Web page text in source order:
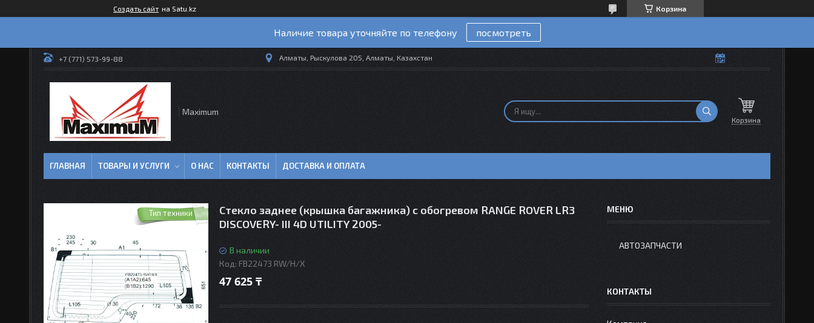
Создать сайт на Satu.kz Корзина
Наличие товара уточняйте по телефону посмотреть
+7 (771) 573-99-88 Алматы, Рыскулова 205, Алматы, Казахстан
Maximum
Корзина
ГЛАВНАЯ ТОВАРЫ И УСЛУГИ О НАС КОНТАКТЫ ДОСТАВКА И ОПЛАТА
Тип техники
Стекло заднее (крышка багажника) с обогревом RANGE ROVER LR3
DISCOVERY- III 4D UTILITY 2005-
В наличии
Код: FB22473 RW/H/X
47 625 ₸
АВТОЗАПЧАСТИ
КОНТАКТЫ